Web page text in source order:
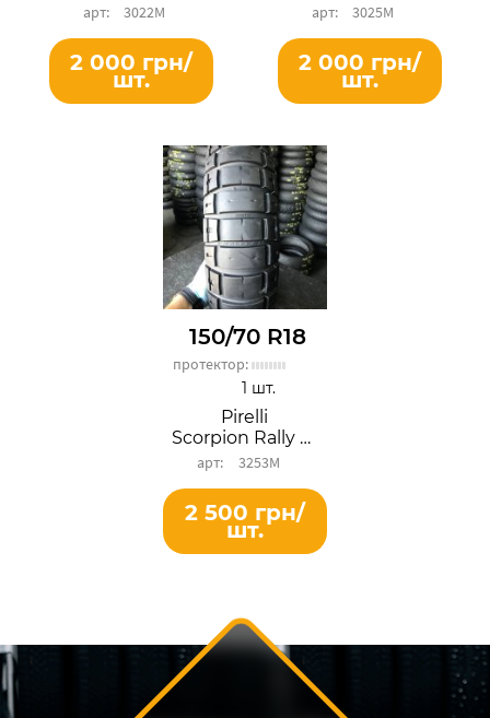
3022М
2 000 грн/
шт.
3025М
2 000 грн/
шт.
150/70 R18
протектор:
Pirelli
Scorpion Rally STR
3253М
1 шт.
2 500 грн/
шт.